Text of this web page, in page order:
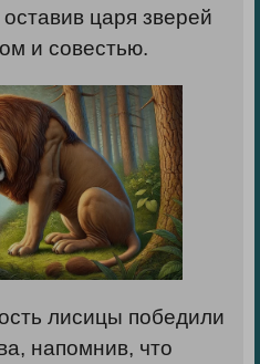
царя зверей
и совестью.
лисицы победили
напомнив, что